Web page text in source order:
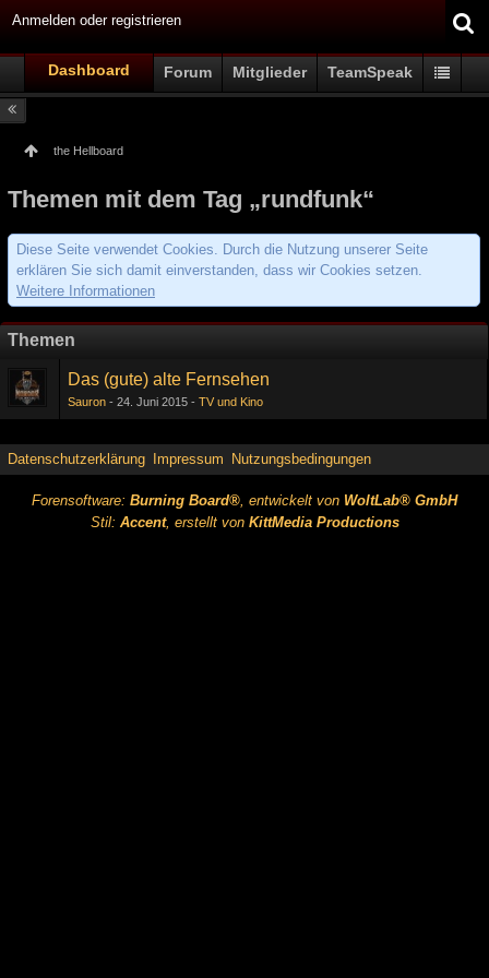
Anmelden oder registrieren
Dashboard Forum Mitglieder TeamSpeak
the Hellboard
Themen mit dem Tag „rundfunk“
Diese Seite verwendet Cookies. Durch die Nutzung unserer Seite
erklären Sie sich damit einverstanden, dass wir Cookies setzen.
Weitere Informationen
Themen
Das (gute) alte Fernsehen
Sauron 24. Juni 2015 TV und Kino
Datenschutzerklärung Impressum Nutzungsbedingungen
Forensoftware: Burning Board®, entwickelt von WoltLab® GmbH
Stil: Accent, erstellt von KittMedia Productions